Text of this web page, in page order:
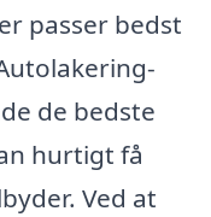
passer bedst
de bedste
hurtigt få
Ved at